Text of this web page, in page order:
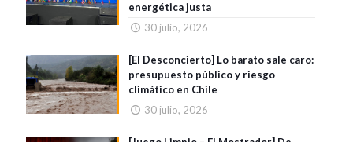
energética justa
30 julio, 2026
[El Desconcierto] Lo barato sale caro:
presupuesto público y riesgo
climático en Chile
30 julio, 2026